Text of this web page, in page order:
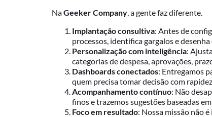
NaGeeker Company , a gente faz diferente.
Implantação consultiva: Antes de
processos, identifica gargalos e
Personalização com inteligência:
categorias de despesa, aprovações,
Dashboards conectados: Entregamos
quem precisa tomar decisão com rapidez.
Acompanhamento contínuo: Não
finos e trazemos sugestões baseadas em
Foco em resultado: Nossa missão não